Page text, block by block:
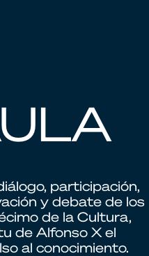
participación,
y debate de los
de la Cultura,
de Alfonso X el
al conocimiento.